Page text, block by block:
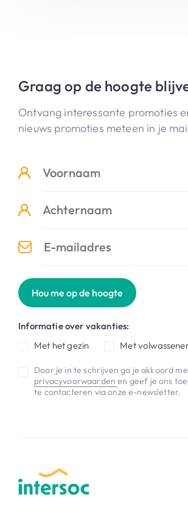
Graag op de hoogte
Ontvang interessante promoties
nieuws promoties meteen in je
Hou me op de hoogte
Informatie over vakanties:
Met het gezin
Met
Door je in te schrijven ga je akkoord
privacyvoorwaardenen geef je ons
te contacteren via onze e-newsletter.